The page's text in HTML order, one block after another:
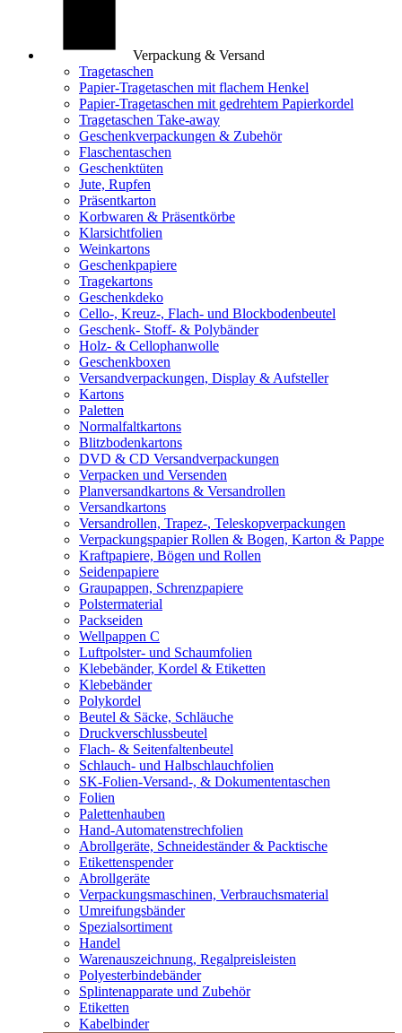
Verpackung & Versand
Tragetaschen
Papier-Tragetaschen mit flachem Henkel
Papier-Tragetaschen mit gedrehtem Papierkordel
Tragetaschen Take-away
Geschenkverpackungen & Zubehör
Flaschentaschen
Geschenktüten
Jute, Rupfen
Präsentkarton
Korbwaren & Präsentkörbe
Klarsichtfolien
Weinkartons
Geschenkpapiere
Tragekartons
Geschenkdeko
Cello-, Kreuz-, Flach- und Blockbodenbeutel
Geschenk- Stoff- & Polybänder
Holz- & Cellophanwolle
Geschenkboxen
Versandverpackungen, Display & Aufsteller
Kartons
Paletten
Normalfaltkartons
Blitzbodenkartons
DVD & CD Versandverpackungen
Verpacken und Versenden
Planversandkartons & Versandrollen
Versandkartons
Versandrollen, Trapez-, Teleskopverpackungen
Verpackungspapier Rollen & Bogen, Karton & Pappe
Kraftpapiere, Bögen und Rollen
Seidenpapiere
Graupappen, Schrenzpapiere
Polstermaterial
Packseiden
Wellpappen C
Luftpolster- und Schaumfolien
Klebebänder, Kordel & Etiketten
Klebebänder
Polykordel
Beutel & Säcke, Schläuche
Druckverschlussbeutel
Flach- & Seitenfaltenbeutel
Schlauch- und Halbschlauchfolien
SK-Folien-Versand-, & Dokumententaschen
Folien
Palettenhauben
Hand-Automatenstrechfolien
Abrollgeräte, Schneideständer & Packtische
Etikettenspender
Abrollgeräte
Verpackungsmaschinen, Verbrauchsmaterial
Umreifungsbänder
Spezialsortiment
Handel
Warenauszeichnung, Regalpreisleisten
Polyesterbindebänder
Splintenapparate und Zubehör
Etiketten
Kabelbinder